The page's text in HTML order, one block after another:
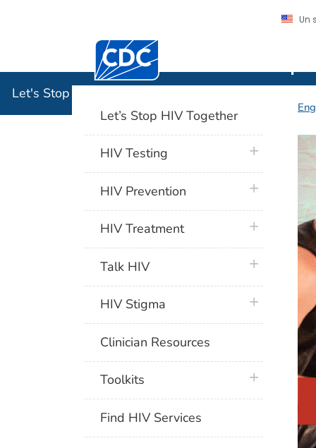
Un
Centros para el Control y la
Let's Stop HIV Together
Let’s Stop HIV Together
HIV Testing plus icon
HIV Prevention plus icon
HIV Treatment plus icon
Talk HIV plus icon
HIV Stigma plus icon
Clinician Resources
Toolkits plus icon
Find HIV Services